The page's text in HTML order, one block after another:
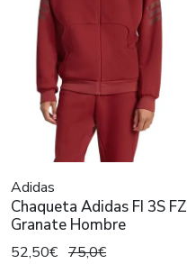
Adidas
Chaqueta Adidas FI 3S FZ
Granate Hombre
52,50€ 75,0€